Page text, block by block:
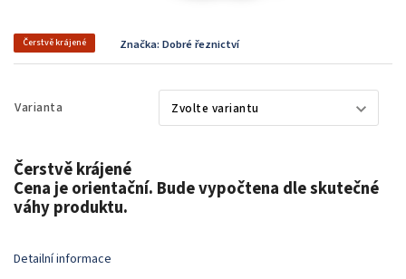
Čerstvě krájené Značka: Dobré řeznictví
Varianta
Čerstvě krájené
Cena je orientační. Bude vypočtena dle skutečné
váhy produktu.
Detailní informace